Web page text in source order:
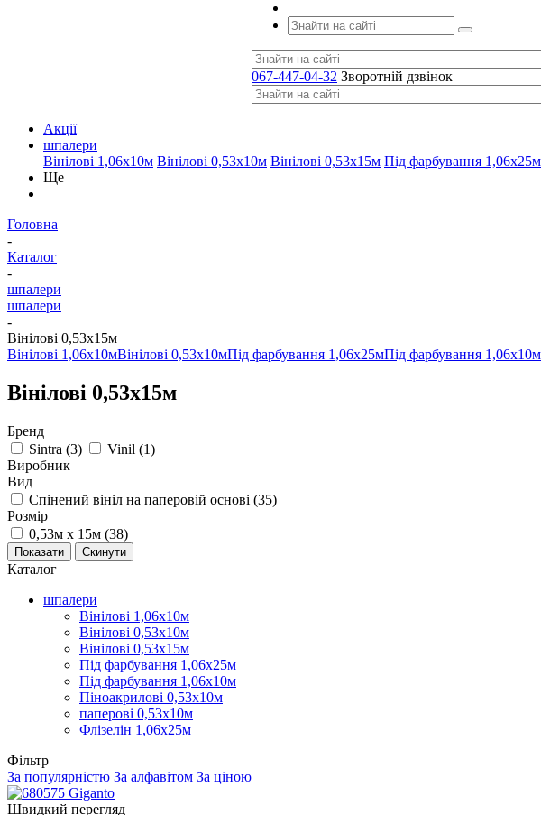
067-447-04-32 Зворотній дзвінок
Акції
шпалери
Вінілові 1,06х10м Вінілові 0,53х10м Вінілові 0,53х15м Під фарбування 1,06х25м
Ще
Головна
-
Каталог
-
шпалери
шпалери
-
Вінілові 0,53х15м
Вінілові 1,06х10мВінілові 0,53х10мПід фарбування 1,06х25мПід фарбування 1,06х10м
Вінілові 0,53х15м
Бренд
Sintra (3) Vinil (1)
Виробник
Вид
Cпінений вініл на паперовій основі (35)
Розмір
0,53м х 15м (38)
Каталог
шпалери
Вінілові 1,06х10м
Вінілові 0,53х10м
Вінілові 0,53х15м
Під фарбування 1,06х25м
Під фарбування 1,06х10м
Піноакрилові 0,53х10м
паперові 0,53х10м
Флізелін 1,06х25м
Фільтр
За популярністю За алфавітом За ціною
Швидкий перегляд